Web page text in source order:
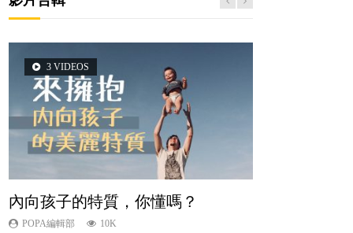
3 VIDEOS
內向孩子的特質，你懂嗎？
POPA編輯部 10K
2 VIDEOS
想孩子學好外語，點做好？
POPA編輯部 9.9K
5 VIDEOS
夫妻必看！經營婚姻，沒捷徑
POPA編輯部 22.9K
6 VIDEOS
孩子能力天注定？
POPA編輯部 7.9K
6 VIDEOS
愛孩子也別忘了愛自己，父母如何
關顧自己的身心靈？